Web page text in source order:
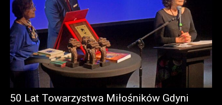
50 Lat Towarzystwa Miłośników Gdyni